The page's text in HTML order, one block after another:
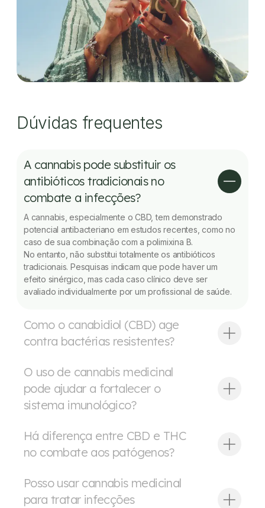
Dúvidas frequentes
A cannabis pode substituir os
antibióticos tradicionais no
combate a infecções?
A cannabis, especialmente o CBD, tem demonstrado
potencial antibacteriano em estudos recentes, como no
caso de sua combinação com a polimixina B.
No entanto, não substitui totalmente os antibióticos
tradicionais. Pesquisas indicam que pode haver um
efeito sinérgico, mas cada caso clínico deve ser
avaliado individualmente por um profissional de saúde.
Como o canabidiol (CBD) age
contra bactérias resistentes?
O uso de cannabis medicinal
pode ajudar a fortalecer o
sistema imunológico?
Há diferença entre CBD e THC
no combate aos patógenos?
Posso usar cannabis medicinal
para tratar infecções